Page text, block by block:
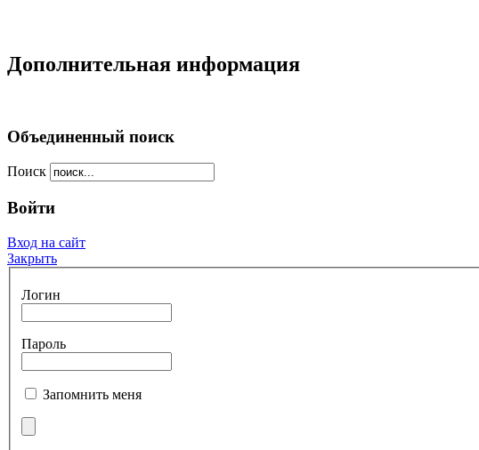
Дополнительная информация
Объединенный поиск
Поиск
Войти
Вход на сайт
Закрыть
Логин
Пароль
Запомнить меня